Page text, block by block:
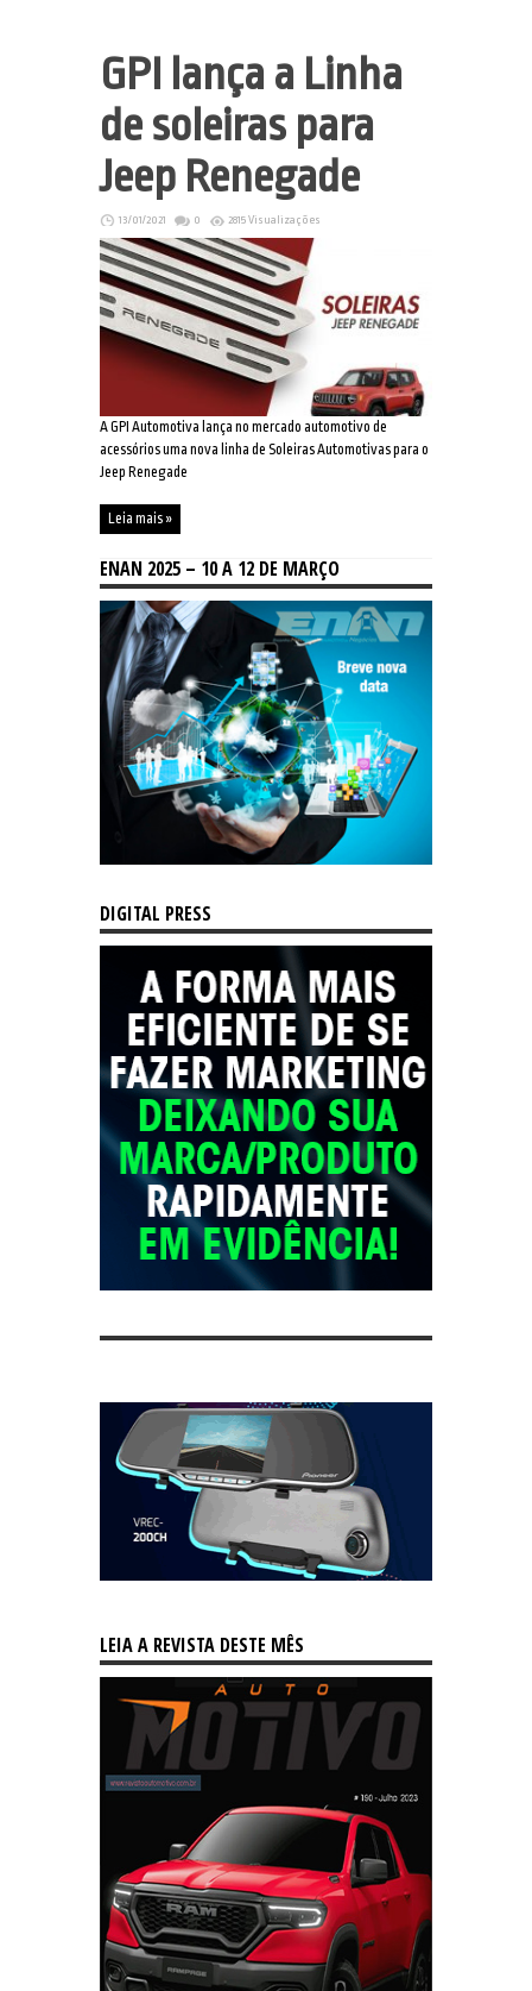
GPI lança a Linha
de soleiras para
Jeep Renegade
13/01/2021 0 2815 Visualizações
A GPI Automotiva lança no mercado automotivo de
acessórios uma nova linha de Soleiras Automotivas para o
Jeep Renegade
Leia mais »
ENAN 2025 – 10 A 12 DE MARÇO
DIGITAL PRESS
LEIA A REVISTA DESTE MÊS